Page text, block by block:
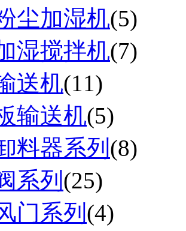
尘加湿机(5)
湿搅拌机(7)
送机(11)
输送机(5)
料器系列 (8)
系列 (25)
门系列 (4)